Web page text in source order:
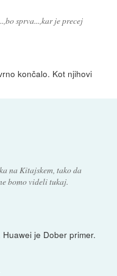
sprva...,kar je precej
končalo. Kot njihovi
na Kitajskem, tako da
bomo videli tukaj.
je Dober primer.